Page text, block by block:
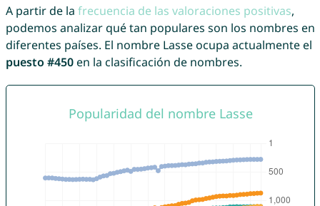
A partir de la frecuencia de las valoraciones positivas,
podemos analizar qué tan populares son los nombres en
diferentes países. El nombre Lasse ocupa actualmente el
puesto #450en la clasificación de nombres.